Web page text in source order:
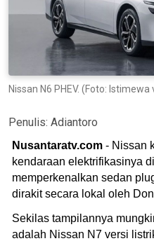
Nissan N6 PHEV. (Foto: Istimewa
Penulis: Adiantoro
Nusantaratv.com - Nissan
kendaraan elektrifikasinya
memperkenalkan sedan
dirakit secara lokal oleh
Sekilas tampilannya
adalah Nissan N7 versi